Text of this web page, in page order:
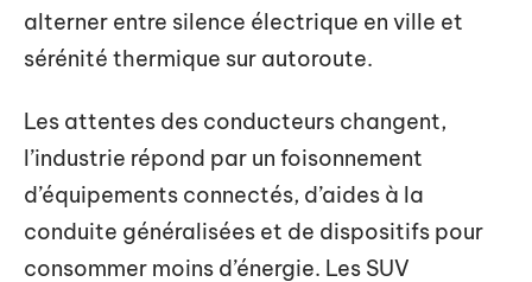
alterner entre silence électrique en ville et
sérénité thermique sur autoroute.
Les attentes des conducteurs changent,
l’industrie répond par un foisonnement
d’équipements connectés, d’aides à la
conduite généralisées et de dispositifs pour
consommer moins d’énergie. Les SUV